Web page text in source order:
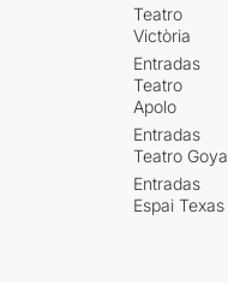
Teatro
Victòria
Entradas
Teatro
Apolo
Entradas
Teatro Goya
Entradas
Espai Texas